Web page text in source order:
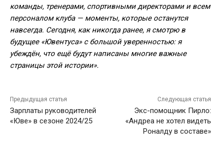
команды, тренерами, спортивными директорами и всем
персоналом клуба — моменты, которые останутся
навсегда. Сегодня, как никогда ранее, я смотрю в
будущее «Ювентуса» с большой уверенностью: я
убеждён, что ещё будут написаны многие важные
страницы этой истории».
Предыдущая статья
Зарплаты руководителей
«Юве» в сезоне 2024/25
Следующая статья
Экс-помощник Пирло:
«Андреа не хотел видеть
Роналду в составе»